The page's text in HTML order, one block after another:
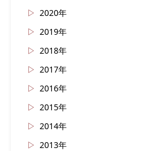
2020年
2019年
2018年
2017年
2016年
2015年
2014年
2013年